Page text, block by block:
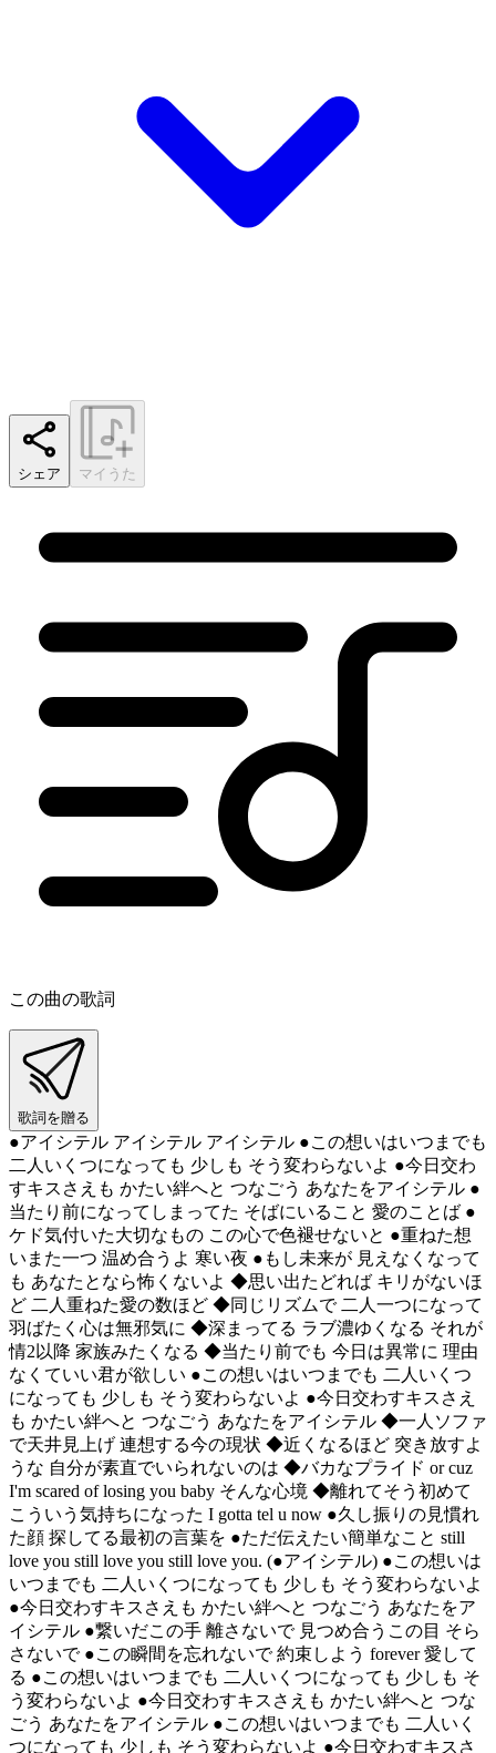
シェア マイうた
この曲の歌詞
歌詞を贈る
●アイシテル アイシテル アイシテル ●この想いはいつまでも
二人いくつになっても 少しも そう変わらないよ ●今日交わ
すキスさえも かたい絆へと つなごう あなたをアイシテル ●
当たり前になってしまってた そばにいること 愛のことば ●
ケド気付いた大切なもの この心で色褪せないと ●重ねた想
いまた一つ 温め合うよ 寒い夜 ●もし未来が 見えなくなって
も あなたとなら怖くないよ ◆思い出たどれば キリがないほ
ど 二人重ねた愛の数ほど ◆同じリズムで 二人一つになって
羽ばたく心は無邪気に ◆深まってる ラブ濃ゆくなる それが
情2以降 家族みたくなる ◆当たり前でも 今日は異常に 理由
なくていい君が欲しい ●この想いはいつまでも 二人いくつ
になっても 少しも そう変わらないよ ●今日交わすキスさえ
も かたい絆へと つなごう あなたをアイシテル ◆一人ソファ
で天井見上げ 連想する今の現状 ◆近くなるほど 突き放すよ
うな 自分が素直でいられないのは ◆バカなプライド or cuz
I'm scared of losing you baby そんな心境 ◆離れてそう初めて
こういう気持ちになった I gotta tel u now ●久し振りの見慣れ
た顔 探してる最初の言葉を ●ただ伝えたい簡単なこと still
love you still love you still love you. (●アイシテル) ●この想いは
いつまでも 二人いくつになっても 少しも そう変わらないよ
●今日交わすキスさえも かたい絆へと つなごう あなたをア
イシテル ●繋いだこの手 離さないで 見つめ合うこの目 そら
さないで ●この瞬間を忘れないで 約束しよう forever 愛して
る ●この想いはいつまでも 二人いくつになっても 少しも そ
う変わらないよ ●今日交わすキスさえも かたい絆へと つな
ごう あなたをアイシテル ●この想いはいつまでも 二人いく
つになっても 少しも そう変わらないよ ●今日交わすキスさ